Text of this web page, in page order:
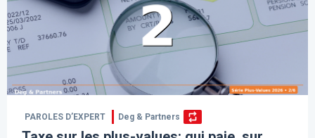
PAROLES D’EXPERT Deg & Partners